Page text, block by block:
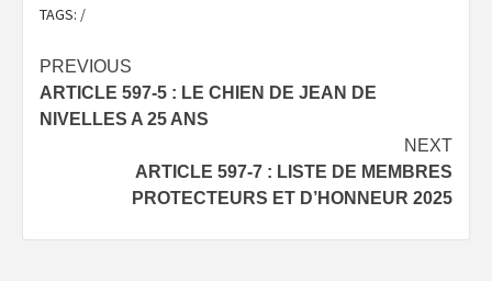
TAGS: /
Post
navigation
PREVIOUS
ARTICLE 597-5 : LE CHIEN DE JEAN DE
NIVELLES A 25 ANS
NEXT
ARTICLE 597-7 : LISTE DE MEMBRES
PROTECTEURS ET D’HONNEUR 2025